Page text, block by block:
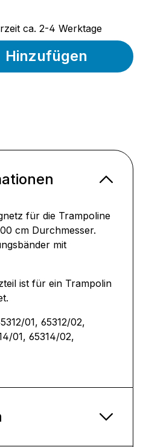
ca. 2-4 Werktage
Hinzufügen
für die Trampoline
cm Durchmesser.
mit
ist für ein Trampolin
01, 65312/02,
01, 65314/02,